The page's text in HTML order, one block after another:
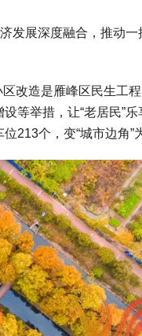
发展深度融合，推动
改造是雁峰区民生工
等举措，让“老居民”
个，变“城市边角”为